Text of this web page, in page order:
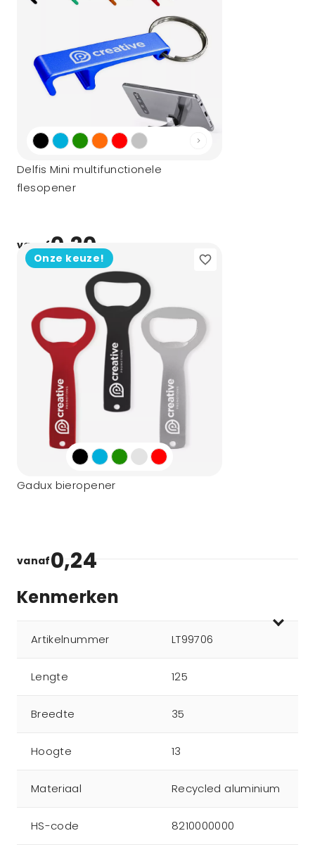
Delfis Mini multifunctionele
flesopener
vanaf0,20
Onze keuze!
Gadux bieropener
vanaf0,24
Kenmerken
Artikelnummer LT99706
Lengte 125
Breedte 35
Hoogte 13
Materiaal Recycled aluminium
HS-code 8210000000